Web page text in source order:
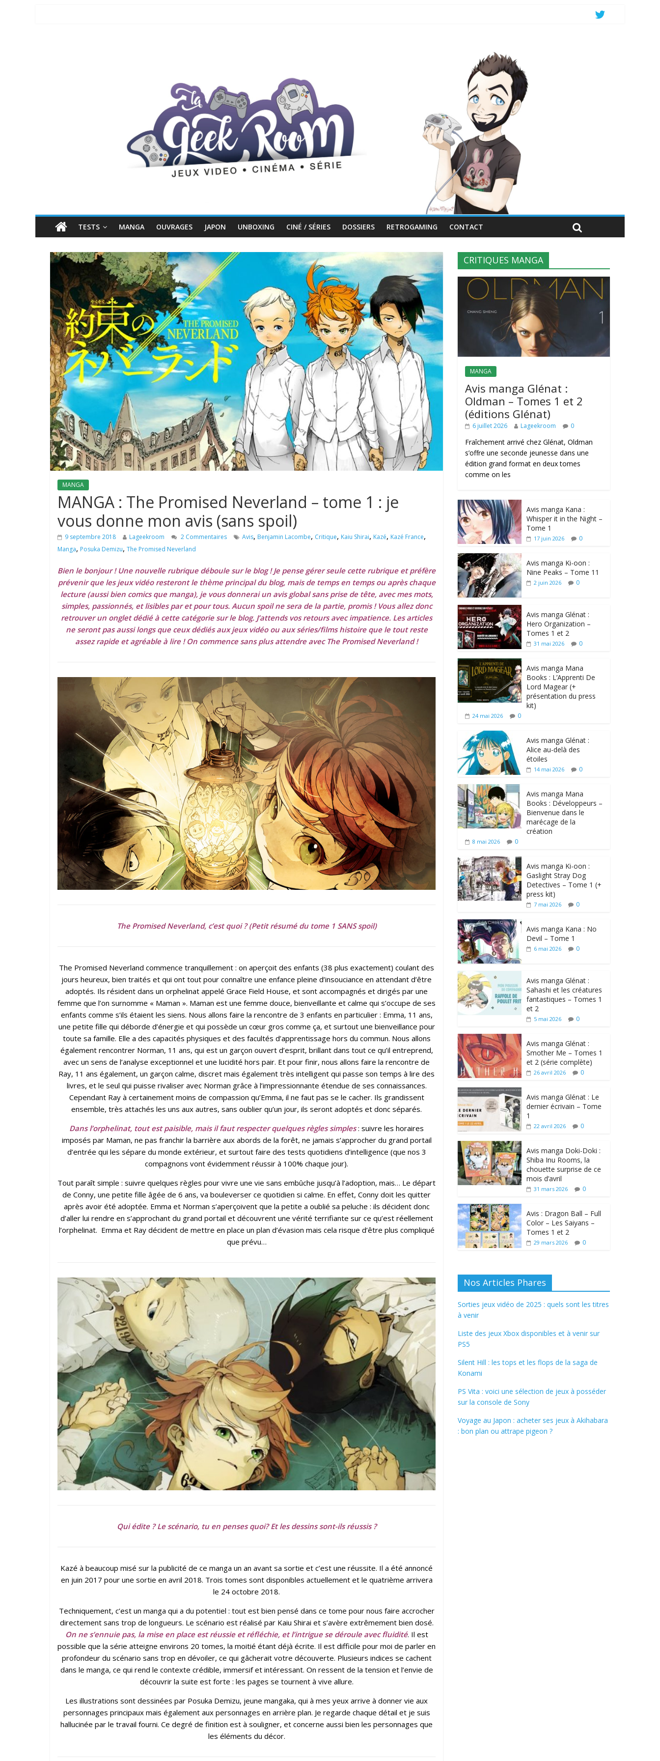
TESTS MANGA OUVRAGES JAPON UNBOXING CINÉ / SÉRIES DOSSIERS RETROGAMING CONTACT
MANGA
MANGA : The Promised Neverland – tome 1 : je
vous donne mon avis (sans spoil)
9 septembre 2018 Lageekroom 2 Commentaires Avis, Benjamin Lacombe, Critique, Kaiu Shirai, Kazé, Kazé France,
Manga, Posuka Demizu, The Promised Neverland
Bien le bonjour ! Une nouvelle rubrique déboule sur le blog ! Je pense gérer seule cette rubrique et préfère
prévenir que les jeux vidéo resteront le thème principal du blog, mais de temps en temps ou après chaque
lecture (aussi bien comics que manga), je vous donnerai un avis global sans prise de tête, avec mes mots,
simples, passionnés, et lisibles par et pour tous. Aucun spoil ne sera de la partie, promis ! Vous allez donc
retrouver un onglet dédié à cette catégorie sur le blog. J’attends vos retours avec impatience. Les articles
ne seront pas aussi longs que ceux dédiés aux jeux vidéoou aux séries/films histoire que le tout reste
assez rapide et agréable à lire ! On commence sans plus attendre avec The Promised Neverland !
The Promised Neverland, c’est quoi ? (Petit résumé du tome 1 SANS spoil)
The Promised Neverland commence tranquillement : on aperçoit des enfants (38 plus exactement) coulant des
jours heureux, bien traités et qui ont tout pour connaître une enfance pleine d’insouciance en attendant d’être
adoptés. Ils résident dans un orphelinat appelé Grace Field House, et sont accompagnés et dirigés par une
femme que l’on surnomme « Maman ». Maman est une femme douce, bienveillante et calme qui s’occupe de ses
enfants comme s’ils étaient les siens. Nous allons faire la rencontre de 3 enfants en particulier : Emma, 11 ans,
une petite fille qui déborde d’énergie et qui possède un cœur gros comme ça, et surtout une bienveillance pour
toute sa famille. Elle a des capacités physiques et des facultés d’apprentissage hors du commun. Nous allons
également rencontrer Norman, 11 ans, qui est un garçon ouvert d’esprit, brillant dans tout ce qu’il entreprend,
avec un sens de l’analyse exceptionnel et une lucidité hors pair. Et pour finir, nous allons faire la rencontre de
Ray, 11 ans également, un garçon calme, discret mais également très intelligent qui passe son temps à lire des
livres, et le seul qui puisse rivaliser avec Norman grâce à l’impressionnante étendue de ses connaissances.
Cependant Ray à certainement moins de compassion qu’Emma, il ne faut pas se le cacher. Ils grandissent
ensemble, très attachés les uns aux autres, sans oublier qu’un jour, ils seront adoptés et donc séparés.
Dans l’orphelinat, tout est paisible, mais il faut respecter quelques règles simples: suivre les horaires
imposés par Maman, ne pas franchir la barrière aux abords de la forêt, ne jamais s’approcher du grand portail
d’entrée qui les sépare du monde extérieur, et surtout faire des tests quotidiens d’intelligence (que nos 3
compagnons vont évidemment réussir à 100% chaque jour).
Tout paraît simple : suivre quelques règles pour vivre une vie sans embûche jusqu’à l’adoption, mais… Le départ
de Conny, une petite fille âgée de 6 ans, va bouleverser ce quotidien si calme. En effet, Conny doit les quitter
après avoir été adoptée. Emma et Norman s’aperçoivent que la petite a oublié sa peluche : ils décident donc
d’aller lui rendre en s’approchant du grand portail et découvrent une vérité terrifiante sur ce qu’est réellement
l’orphelinat. Emma et Ray décident de mettre en place un plan d’évasion mais cela risque d’être plus compliqué
que prévu…
Qui édite ? Le scénario, tu en penses quoi? Et les dessins sont-ils réussis ?
Kazé à beaucoup misé sur la publicité de ce manga un an avant sa sortie et c’est une réussite. Il a été annoncé
en juin 2017 pour une sortie en avril 2018. Trois tomes sont disponibles actuellement et le quatrième arrivera
le 24 octobre 2018.
Techniquement, c’est un manga qui a du potentiel : tout est bien pensé dans ce tome pour nous faire accrocher
directement sans trop de longueurs. Le scénario est réalisé par Kaiu Shirai et s’avère extrêmement bien dosé.
On ne s’ennuie pas, la mise en place est réussie et réfléchie, et l’intrigue se déroule avec fluidité. Il est
possible que la série atteigne environs 20 tomes, la moitié étant déjà écrite. Il est difficile pour moi de parler en
profondeur du scénario sans trop en dévoiler, ce qui gâcherait votre découverte. Plusieurs indices se cachent
dans le manga, ce qui rend le contexte crédible, immersif et intéressant. On ressent de la tension et l’envie de
découvrir la suite est forte : les pages se tournent à vive allure.
Les illustrations sont dessinées par Posuka Demizu, jeune mangaka, qui à mes yeux arrive à donner vie aux
personnages principaux mais également aux personnages en arrière plan. Je regarde chaque détail et je suis
hallucinée par le travail fourni. Ce degré de finition est à souligner, et concerne aussi bien les personnages que
les éléments du décor.
CRITIQUES MANGA
MANGA
Avis manga Glénat :
Oldman – Tomes 1 et 2
(éditions Glénat)
6 juillet 2026 Lageekroom 0
Fraîchement arrivé chez Glénat, Oldman
s’offre une seconde jeunesse dans une
édition grand format en deux tomes
comme on les
Avis manga Kana :
Whisper it in the Night –
Tome 1
17 juin 2026 0
Avis manga Ki-oon :
Nine Peaks – Tome 11
2 juin 2026 0
Avis manga Glénat :
Hero Organization –
Tomes 1 et 2
31 mai 2026 0
Avis manga Mana
Books : L’Apprenti De
Lord Magear (+
présentation du press
kit)
24 mai 2026 0
Avis manga Glénat :
Alice au-delà des
étoiles
14 mai 2026 0
Avis manga Mana
Books : Développeurs –
Bienvenue dans le
marécage de la
création
8 mai 2026 0
Avis manga Ki-oon :
Gaslight Stray Dog
Detectives – Tome 1 (+
press kit)
7 mai 2026 0
Avis manga Kana : No
Devil – Tome 1
6 mai 2026 0
Avis manga Glénat :
Sahashi et les créatures
fantastiques – Tomes 1
et 2
5 mai 2026 0
Avis manga Glénat :
Smother Me – Tomes 1
et 2 (série complète)
26 avril 2026 0
Avis manga Glénat : Le
dernier écrivain – Tome
1
22 avril 2026 0
Avis manga Doki-Doki :
Shiba Inu Rooms, la
chouette surprise de ce
mois d’avril
31 mars 2026 0
Avis : Dragon Ball – Full
Color – Les Saiyans –
Tomes 1 et 2
29 mars 2026 0
Nos Articles Phares
Sorties jeux vidéo de 2025 : quels sont les titres
à venir
Liste des jeux Xbox disponibles et à venir sur
PS5
Silent Hill : les tops et les flops de la saga de
Konami
PS Vita : voici une sélection de jeux à posséder
sur la console de Sony
Voyage au Japon : acheter ses jeux à Akihabara
: bon plan ou attrape pigeon ?